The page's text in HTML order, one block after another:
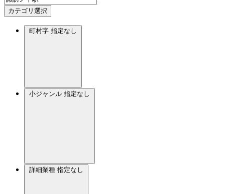
カテゴリ選択
町村字 指定なし
小ジャンル 指定なし
詳細業種 指定なし